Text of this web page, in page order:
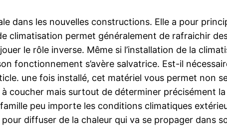
dans les nouvelles constructions. Elle a pour
climatisation permet généralement de rafraichir
le rôle inverse. Même si l’installation de la
fonctionnement s’avère salvatrice. Est-il
une fois installé, cet matériel vous permet non
coucher mais surtout de déterminer précisément
peu importe les conditions climatiques
diffuser de la chaleur qui va se propager dans